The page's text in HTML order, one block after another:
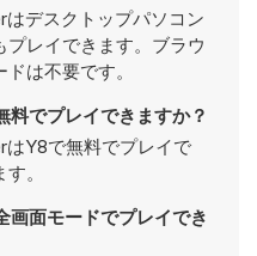
デスクトップパソコン
レイできます。ブラウ
は不要です。
でプレイできますか？
Y8で無料でプレイで
。
面モードでプレイでき